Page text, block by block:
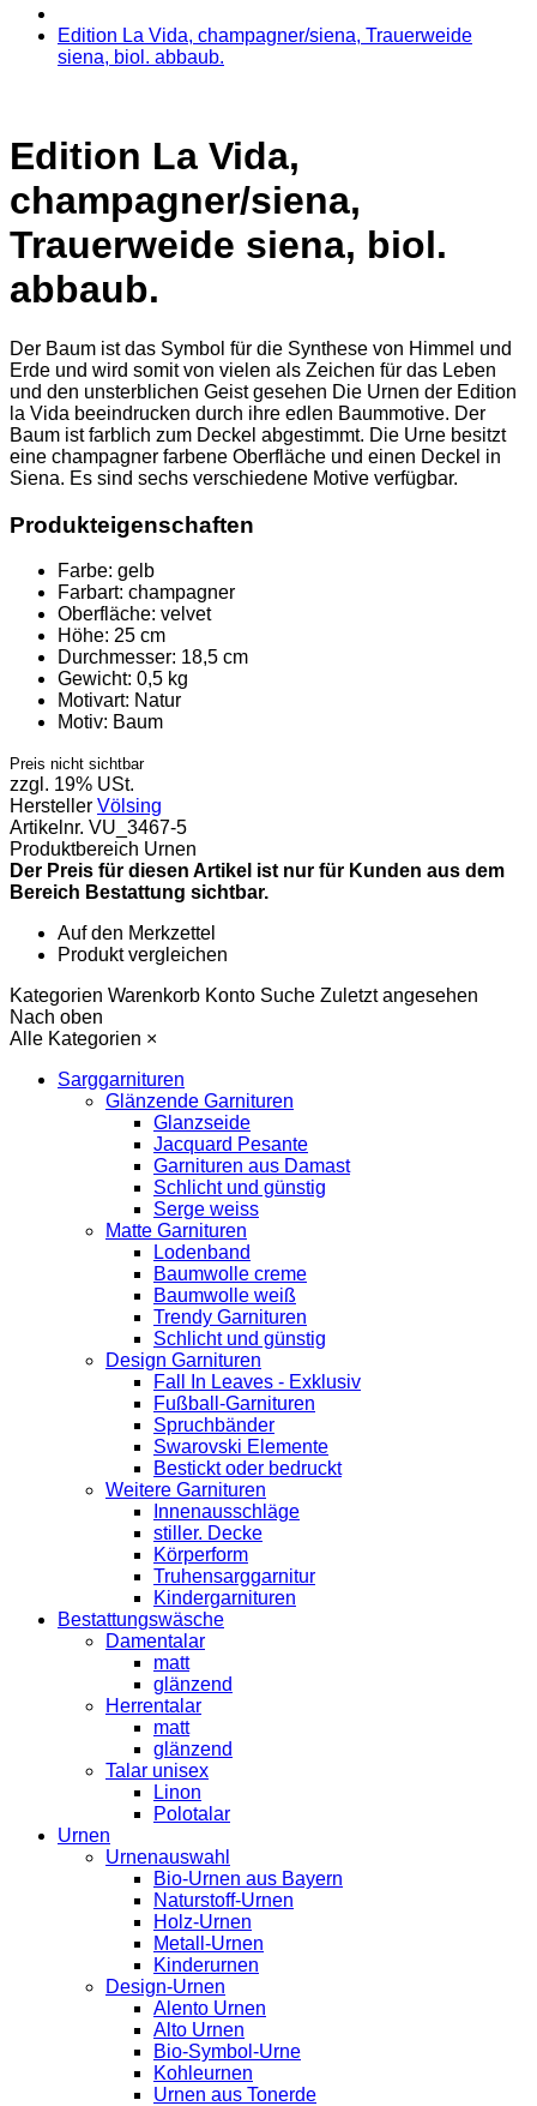
Edition La Vida, champagner/siena, Trauerweide
siena, biol. abbaub.
Edition La Vida,
champagner/siena,
Trauerweide siena, biol.
abbaub.
Der Baum ist das Symbol für die Synthese von Himmel und
Erde und wird somit von vielen als Zeichen für das Leben
und den unsterblichen Geist gesehen Die Urnen der Edition
la Vida beeindrucken durch ihre edlen Baummotive. Der
Baum ist farblich zum Deckel abgestimmt. Die Urne besitzt
eine champagner farbene Oberfläche und einen Deckel in
Siena. Es sind sechs verschiedene Motive verfügbar.
Produkteigenschaften
Farbe: gelb
Farbart: champagner
Oberfläche: velvet
Höhe: 25 cm
Durchmesser: 18,5 cm
Gewicht: 0,5 kg
Motivart: Natur
Motiv: Baum
Preis nicht sichtbar
zzgl. 19% USt.
Hersteller Völsing
Artikelnr. VU_3467-5
Produktbereich Urnen
Der Preis für diesen Artikel ist nur für Kunden aus dem
Bereich Bestattung sichtbar.
Auf den Merkzettel
Produkt vergleichen
Kategorien Warenkorb Konto Suche Zuletzt angesehen
Nach oben
Alle Kategorien ×
Sarggarnituren
Glänzende Garnituren
Glanzseide
Jacquard Pesante
Garnituren aus Damast
Schlicht und günstig
Serge weiss
Matte Garnituren
Lodenband
Baumwolle creme
Baumwolle weiß
Trendy Garnituren
Schlicht und günstig
Design Garnituren
Fall In Leaves - Exklusiv
Fußball-Garnituren
Spruchbänder
Swarovski Elemente
Bestickt oder bedruckt
Weitere Garnituren
Innenausschläge
stiller. Decke
Körperform
Truhensarggarnitur
Kindergarnituren
Bestattungswäsche
Damentalar
matt
glänzend
Herrentalar
matt
glänzend
Talar unisex
Linon
Polotalar
Urnen
Urnenauswahl
Bio-Urnen aus Bayern
Naturstoff-Urnen
Holz-Urnen
Metall-Urnen
Kinderurnen
Design-Urnen
Alento Urnen
Alto Urnen
Bio-Symbol-Urne
Kohleurnen
Urnen aus Tonerde